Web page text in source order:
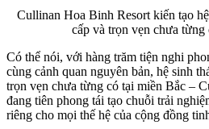
Cullinan Hoa Binh Resort kiến tạo
cấp và trọn vẹn chưa từng
Có thể nói, với hàng trăm tiện nghi
cùng cảnh quan nguyên bản, hệ sinh
trọn vẹn chưa từng có tại miền Bắc –
đang tiên phong tái tạo chuỗi trải
riêng cho mọi thế hệ của cộng đồng